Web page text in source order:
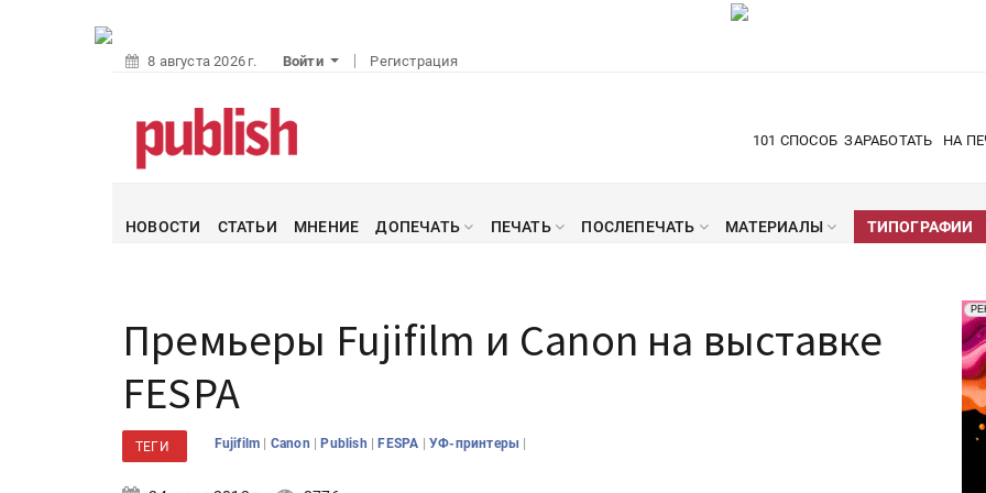
8 августа 2026 г. Войти Регистрация
101 СПОСОБ ЗАРАБОТАТЬ НА
НОВОСТИ СТАТЬИ МНЕНИЕ ДОПЕЧАТЬ ПЕЧАТЬ ПОСЛЕПЕЧАТЬ МАТЕРИАЛЫ ТИПОГРАФИИ
Премьеры Fujifilm и Canon на выставке
FESPA
ТЕГИ Fujifilm | Canon |Publish |FESPA |УФ-принтеры |